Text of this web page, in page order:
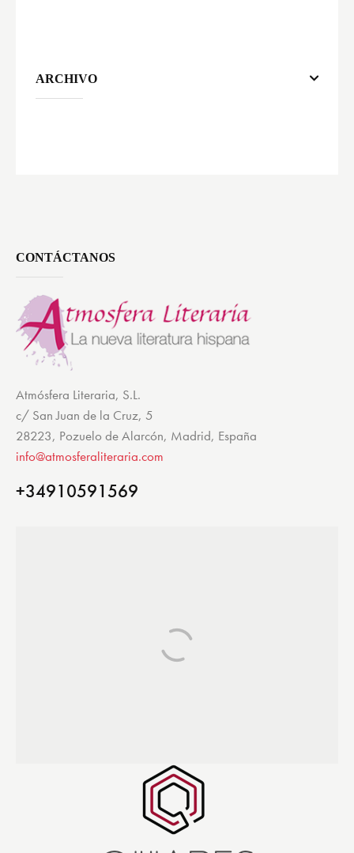
ARCHIVO
CONTÁCTANOS
Atmósfera Literaria, S.L.
c/ San Juan de la Cruz, 5
28223, Pozuelo de Alarcón, Madrid, España
info@atmosferaliteraria.com
+34910591569